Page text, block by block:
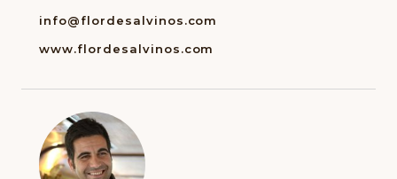
info@flordesalvinos.com
www.flordesalvinos.com